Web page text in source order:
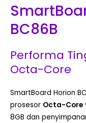
BC86B
Performa
Octa-Core
SmartBoard Horion
prosesor Octa-Core
8GB dan